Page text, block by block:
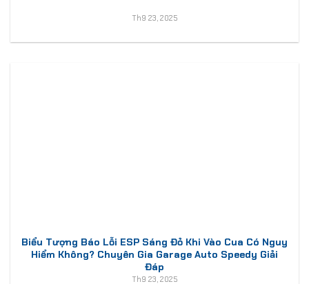
Th9 23, 2025
Biểu Tượng Báo Lỗi ESP Sáng Đỏ Khi Vào Cua Có Nguy
Hiểm Không? Chuyên Gia Garage Auto Speedy Giải
Đáp
Th9 23, 2025